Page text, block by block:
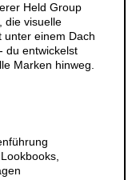
Held Group
die visuelle
unter einem Dach
du entwickelst
Marken hinweg.